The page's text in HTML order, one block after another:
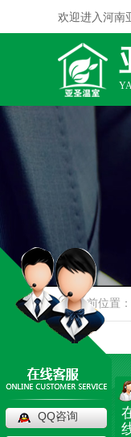
欢迎进入河南
当前位置：
QQ咨询